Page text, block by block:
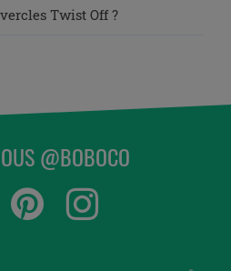
Twist Off ?
@BOBOCO